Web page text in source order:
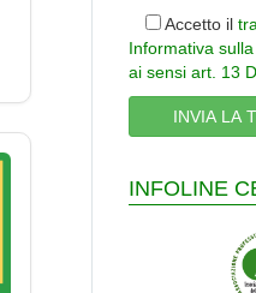
Accetto il
Informativa
ai sensi art. 13
INFOLINE